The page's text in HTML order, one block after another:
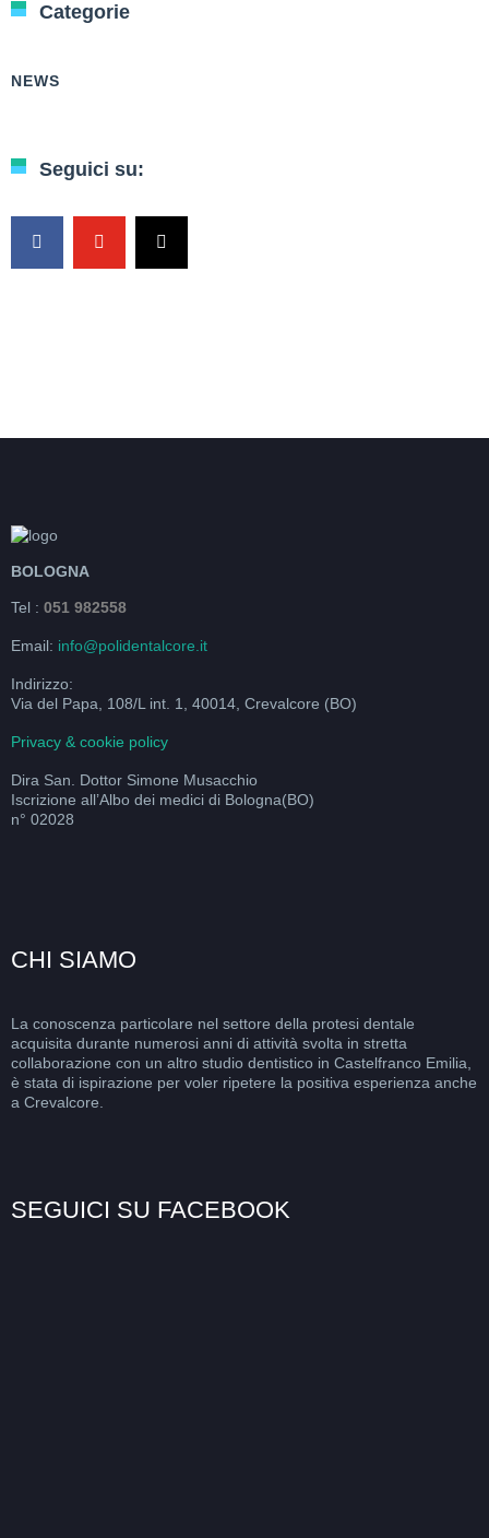
Categorie
NEWS
Seguici su:
BOLOGNA
Tel : 051 982558
Email: info@polidentalcore.it
Indirizzo:
Via del Papa, 108/L int. 1, 40014, Crevalcore (BO)
Privacy & cookie policy
Dira San. Dottor Simone Musacchio
Iscrizione all’Albo dei medici di Bologna(BO)
n° 02028
CHI SIAMO
La conoscenza particolare nel settore della protesi dentale
acquisita durante numerosi anni di attività svolta in stretta
collaborazione con un altro studio dentistico in Castelfranco Emilia,
è stata di ispirazione per voler ripetere la positiva esperienza anche
a Crevalcore.
SEGUICI SU FACEBOOK